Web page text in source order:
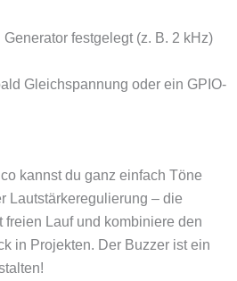
festgelegt (z. B. 2 kHz)
Gleichspannung oder ein GPIO-
kannst du ganz einfach Töne
Lautstärkeregulierung – die
Lauf und kombiniere den
in Projekten. Der Buzzer ist ein